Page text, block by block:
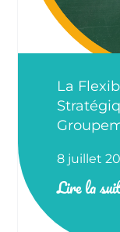
La
8 juillet
Lire la